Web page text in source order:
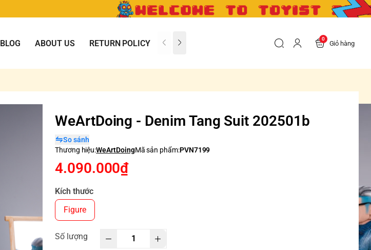
BLOG ABOUT US RETURN POLICY CONTACT US 0
Giỏ hàng
WeArtDoing - Denim Tang Suit 202501b
So sánh
Thương hiệu:WeArtDoingMã sản phẩm:PVN7199
4.090.000₫
Kích thước
Figure
Số lượng